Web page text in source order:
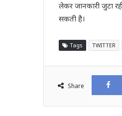
लेकर जानकारी जुटा
सकती है।
Tags TWITTER
Share